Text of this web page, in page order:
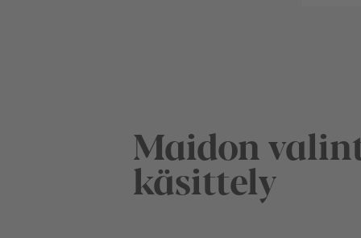
Maidon
käsittely